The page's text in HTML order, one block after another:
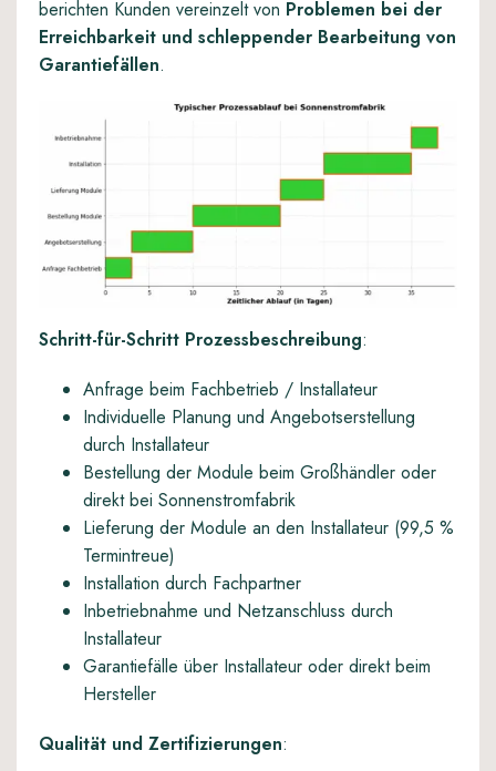
berichten Kunden vereinzelt von Problemen bei der
Erreichbarkeit und schleppender Bearbeitung von
Garantiefällen.
Schritt-für-Schritt Prozessbeschreibung:
Anfrage beim Fachbetrieb / Installateur
Individuelle Planung und Angebotserstellung
durch Installateur
Bestellung der Module beim Großhändler oder
direkt bei Sonnenstromfabrik
Lieferung der Module an den Installateur (99,5 %
Termintreue)
Installation durch Fachpartner
Inbetriebnahme und Netzanschluss durch
Installateur
Garantiefälle über Installateur oder direkt beim
Hersteller
Qualität und Zertifizierungen: